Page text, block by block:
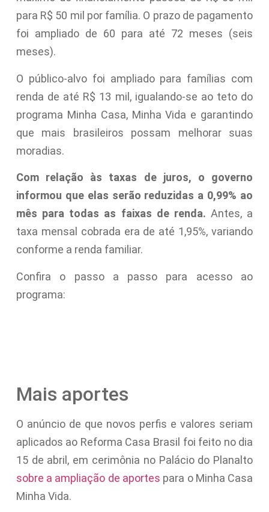
para R$ 50 mil por família. O prazo de pagamento
foi ampliado de 60 para até 72 meses (seis
meses).
O público-alvo foi ampliado para famílias com
renda de até R$ 13 mil, igualando-se ao teto do
programa Minha Casa, Minha Vida e garantindo
que mais brasileiros possam melhorar suas
moradias.
Com relação às taxas de juros, o governo
informou que elas serão reduzidas a 0,99% ao
mês para todas as faixas de renda. Antes, a
taxa mensal cobrada era de até 1,95%, variando
conforme a renda familiar.
Confira o passo a passo para acesso ao
programa:
Mais aportes
O anúncio de que novos perfis e valores seriam
aplicados ao Reforma Casa Brasil foi feito no dia
15 de abril, em cerimônia no Palácio do Planalto
sobre a ampliação de aportes para o Minha Casa
Minha Vida.